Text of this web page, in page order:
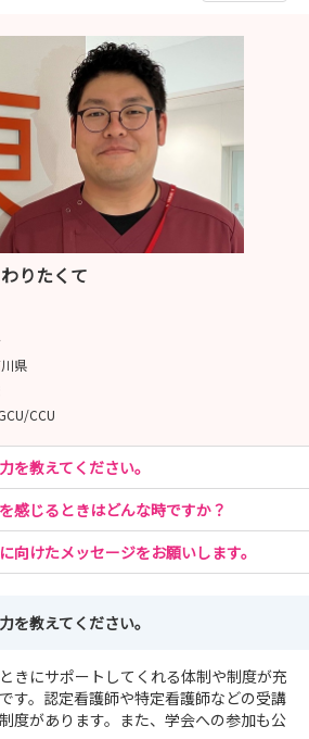
りたくて
県
CCU
を教えてください。
感じるときはどんな時ですか？
向けたメッセージをお願いします。
を教えてください。
きにサポートしてくれる体制や制度が充
す。認定看護師や特定看護師などの受講
度があります。また、学会への参加も公